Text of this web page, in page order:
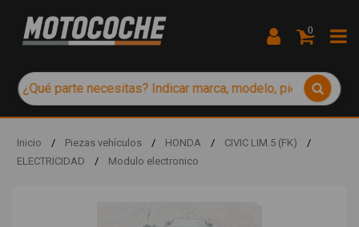
0
Inicio / Piezas vehículos / HONDA / CIVIC LIM.5 (FK)
/
ELECTRICIDAD
/ Modulo electronico